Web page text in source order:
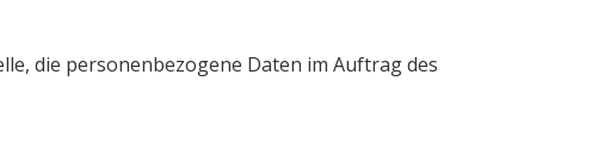
die personenbezogene Daten im Auftrag des